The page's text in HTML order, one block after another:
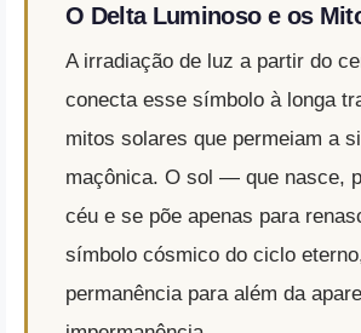
O Delta Luminoso e os
A irradiação de luz a partir do
conecta esse símbolo à longa
mitos solares que permeiam a
maçônica. O sol — que nasce,
céu e se põe apenas para
símbolo cósmico do ciclo
permanência para além da